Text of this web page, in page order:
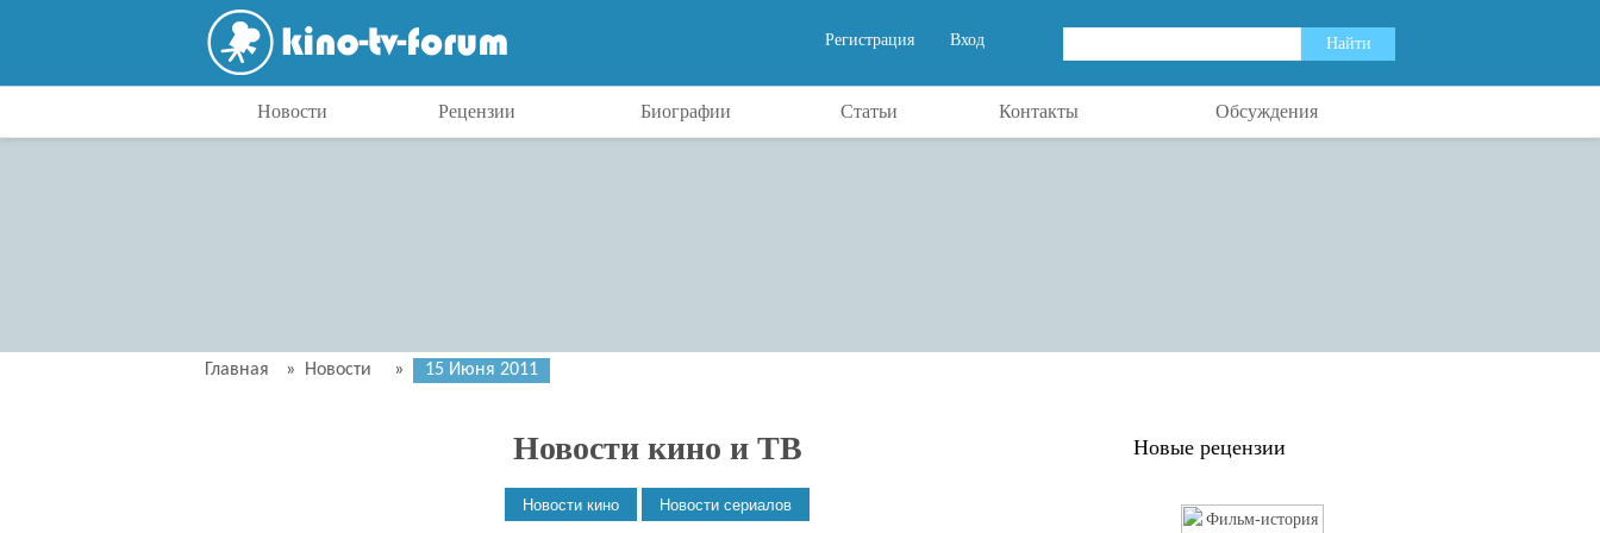
Вход
Регистрация
Новости Рецензии Биографии Статьи Контакты Обсуждения
Главная » Новости » 15 Июня 2011
Новости кино и ТВ Новые рецензии